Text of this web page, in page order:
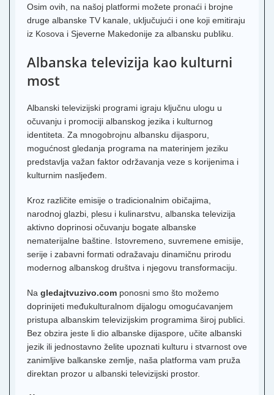
Osim ovih, na našoj platformi možete pronaći i brojne
druge albanske TV kanale, uključujući i one koji emitiraju
iz Kosova i Sjeverne Makedonije za albansku publiku.
Albanska televizija kao kulturni
most
Albanski televizijski programi igraju ključnu ulogu u
očuvanju i promociji albanskog jezika i kulturnog
identiteta. Za mnogobrojnu albansku dijasporu,
mogućnost gledanja programa na materinjem jeziku
predstavlja važan faktor održavanja veze s korijenima i
kulturnim nasljeđem.
Kroz različite emisije o tradicionalnim običajima,
narodnoj glazbi, plesu i kulinarstvu, albanska televizija
aktivno doprinosi očuvanju bogate albanske
nematerijalne baštine. Istovremeno, suvremene emisije,
serije i zabavni formati odražavaju dinamičnu prirodu
modernog albanskog društva i njegovu transformaciju.
Na gledajtvuzivo.com ponosni smo što možemo
doprinijeti međukulturalnom dijalogu omogućavanjem
pristupa albanskim televizijskim programima široj publici.
Bez obzira jeste li dio albanske dijaspore, učite albanski
jezik ili jednostavno želite upoznati kulturu i stvarnost ove
zanimljive balkanske zemlje, naša platforma vam pruža
direktan prozor u albanski televizijski prostor.